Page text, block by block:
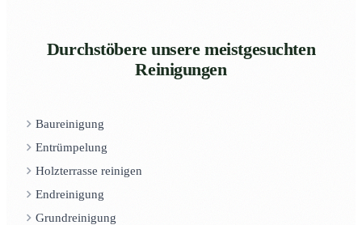
Durchstöbere unsere meistgesuchten
Reinigungen
Baureinigung
Entrümpelung
Holzterrasse reinigen
Endreinigung
Grundreinigung